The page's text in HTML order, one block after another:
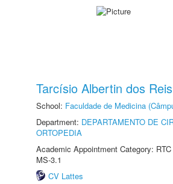
Tarcísio Albertin dos Reis
School: Faculdade de Medicina
Department: DEPARTAMENTO DE
ORTOPEDIA
Academic Appointment Category:
MS-3.1
CV Lattes